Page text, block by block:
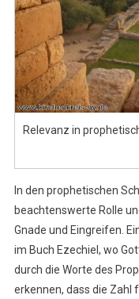
Relevanz in
In den prophetischen
beachtenswerte Rolle
Gnade und Eingreifen.
im Buch Ezechiel, wo
durch die Worte des
erkennen, dass die